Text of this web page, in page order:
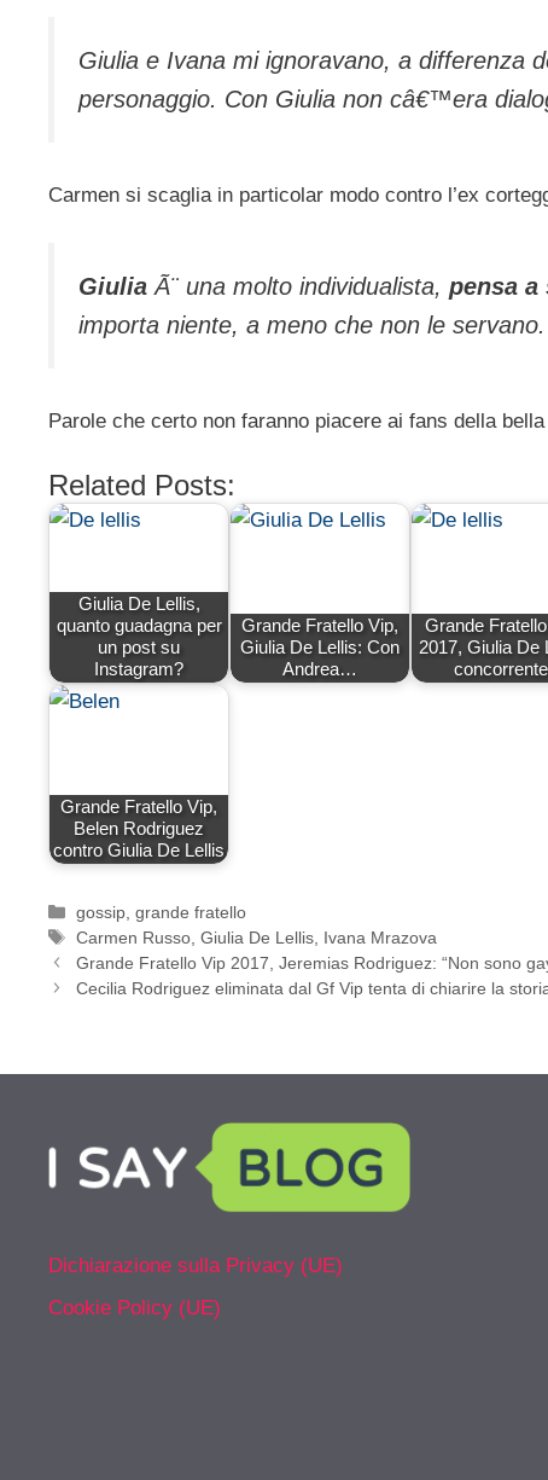
Giulia e Ivana mi ignoravano, a differenza
personaggio. Con Giulia non câ€™era
Carmen si scaglia in particolar modo contro l’ex
Giulia Ã¨ una molto individualista, pensa a
importa niente, a meno che non le servano.
Parole che certo non faranno piacere ai fans della
Related Posts:
Giulia De Lellis,
quanto guadagna per
un post su
Instagram?
Grande Fratello Vip,
Giulia De Lellis: Con
Andrea…
Grande
2017, Giulia De
concorrente
Grande Fratello Vip,
Belen Rodriguez
contro Giulia De Lellis
Categorie
gossip ,grande fratello
Tag
Carmen Russo ,Giulia De Lellis Ivana Mrazova
Grande Fratello Vip 2017, Jeremias Rodriguez: “Non sono
Cecilia Rodriguez eliminata dal Gf Vip tenta di chiarire la
Dichiarazione sulla Privacy (UE)
Cookie Policy (UE)